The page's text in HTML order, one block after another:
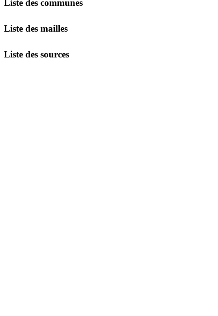
Liste des communes
Liste des mailles
Liste des sources